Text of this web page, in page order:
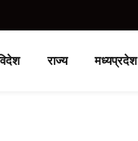
राज्य मध्यप्रदेश